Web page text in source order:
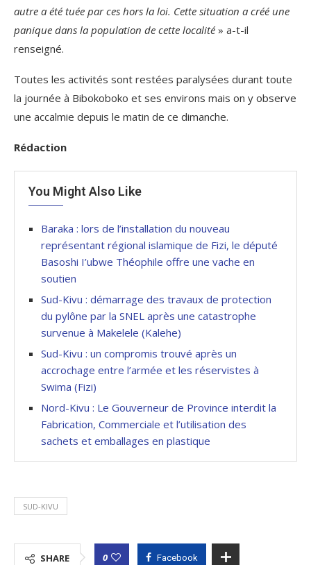
autre a été tuée par ces hors la loi. Cette situation a créé une
panique dans la population de cette localité » a-t-il
renseigné.
Toutes les activités sont restées paralysées durant toute
la journée à Bibokoboko et ses environs mais on y observe
une accalmie depuis le matin de ce dimanche.
Rédaction
You Might Also Like
Baraka : lors de l’installation du nouveau
représentant régional islamique de Fizi, le député
Basoshi I’ubwe Théophile offre une vache en
soutien
Sud-Kivu : démarrage des travaux de protection
du pylône par la SNEL après une catastrophe
survenue à Makelele (Kalehe)
Sud-Kivu : un compromis trouvé après un
accrochage entre l’armée et les réservistes à
Swima (Fizi)
Nord-Kivu : Le Gouverneur de Province interdit la
Fabrication, Commerciale et l’utilisation des
sachets et emballages en plastique
SUD-KIVU
SHARE 0 Facebook